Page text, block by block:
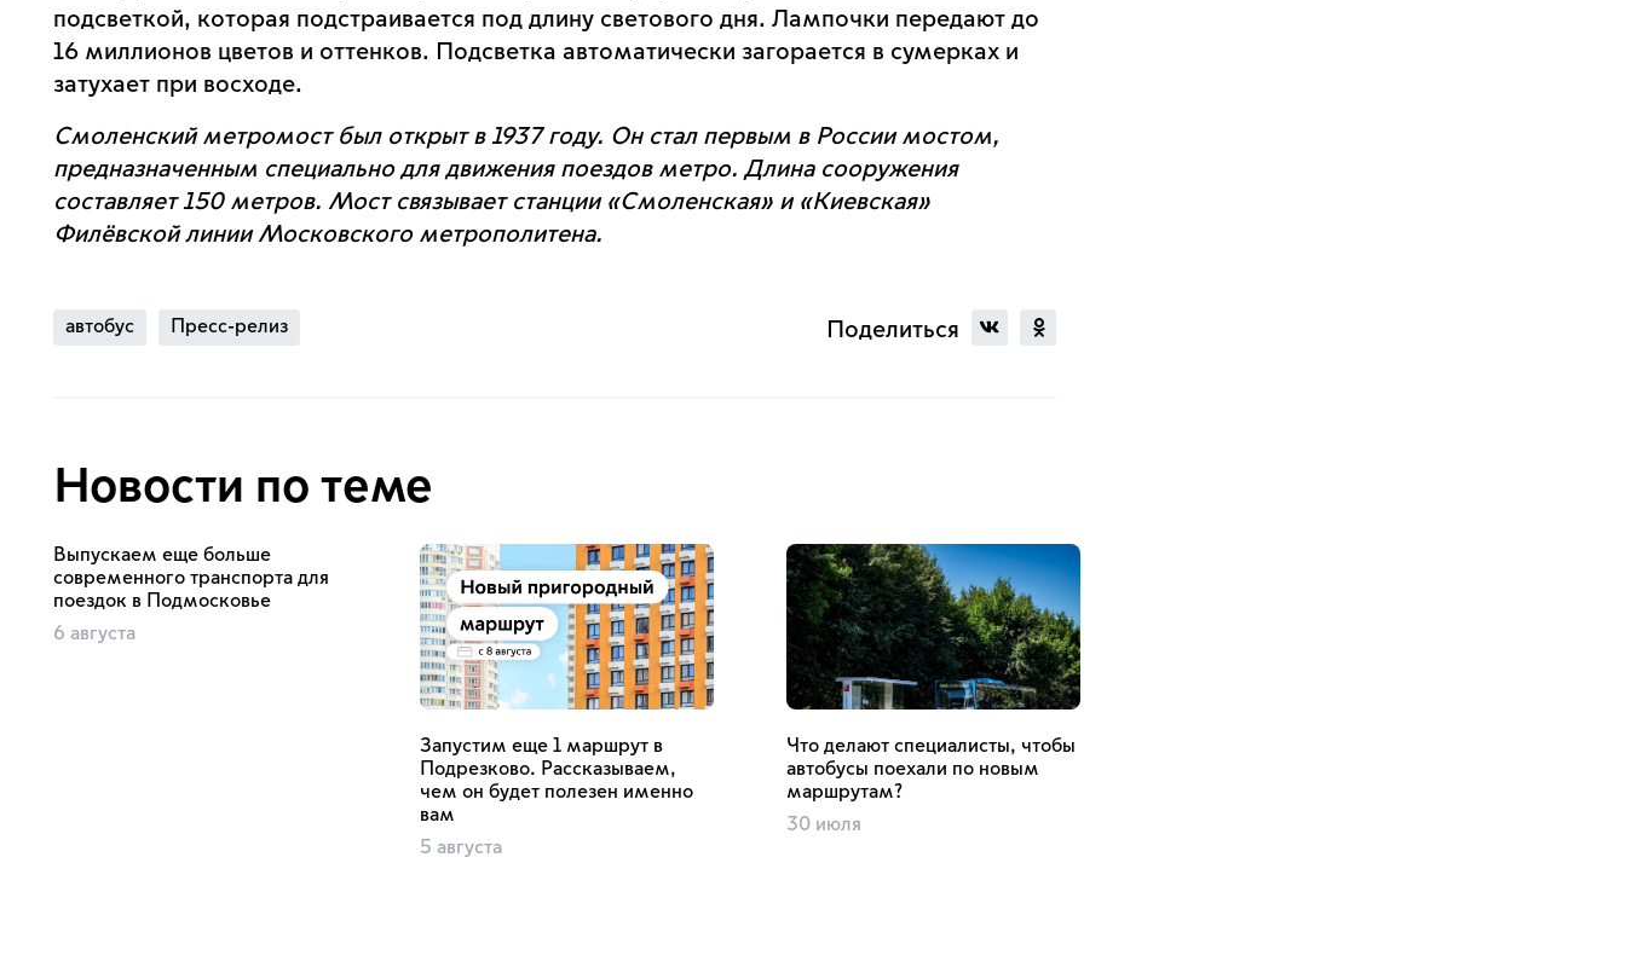
подсветкой, которая подстраивается под длину светового дня. Лампочки передают до
16 миллионов цветов и оттенков. Подсветка автоматически загорается в сумерках и
затухает при восходе.
Смоленский метромост был открыт в 1937 году. Он стал первым в России мостом,
предназначенным специально для движения поездов метро. Длина сооружения
составляет 150 метров. Мост связывает станции «Смоленская» и «Киевская»
Филёвской линии Московского метрополитена.
автобус Пресс-релиз Поделиться
Новости по теме
Выпускаем еще больше
современного транспорта для
поездок в Подмосковье
6 августа
Запустим еще 1 маршрут в
Подрезково. Рассказываем,
чем он будет полезен именно
вам
5 августа
Что делают специалисты, чтобы
автобусы поехали по новым
маршрутам?
30 июля